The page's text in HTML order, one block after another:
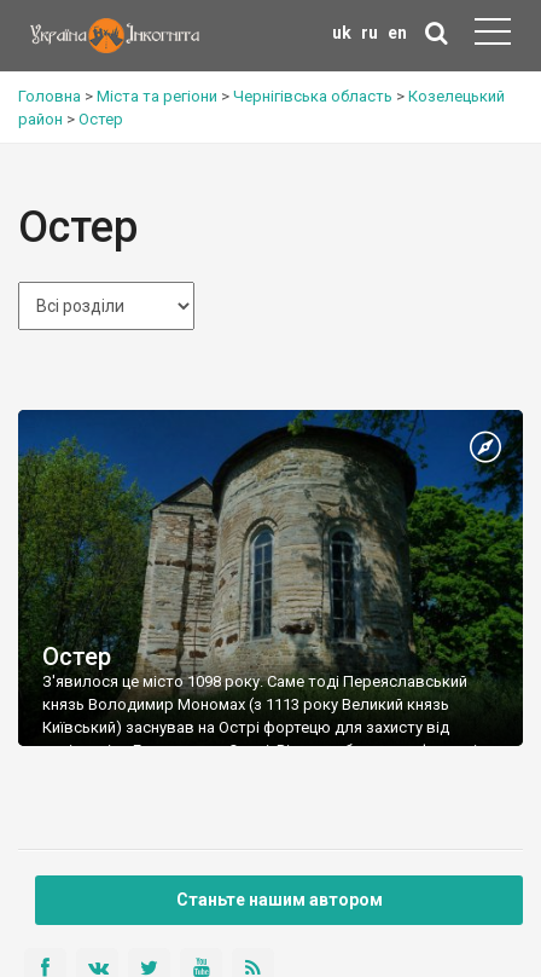
uk ru en
Головна > Міста та регіони > Чернігівська область > Козелецький
район > Остер
Остер
Остер
З'явилося це місто 1098 року. Саме тоді Переяславський
князь Володимир Мономах (з 1113 року Великий князь
Київський) заснував на Острі фортецю для захисту від
кочівників - Городець на Острі. Він же побудував у фортеці
Станьте нашим автором